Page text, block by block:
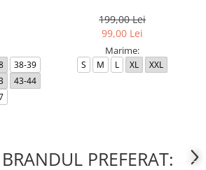
38-39
43-44
199,00 Lei
99,00 Lei
Marime:
S M L XL XXL
PREFERAT: